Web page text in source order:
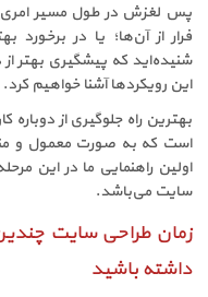
پس لغزش در طول مسیر امری
فرار از آن‌ها؛ یا در برخورد
شنیده‌اید که پیشگیری بهتر
این رویکردها آشنا خواهیم کرد.
بهترین راه جلوگیری از
است که به صورت معمول و
اولین راهنمایی ما در این
سایت می‌باشد.
زمان طراحی سایت
داشته باشید